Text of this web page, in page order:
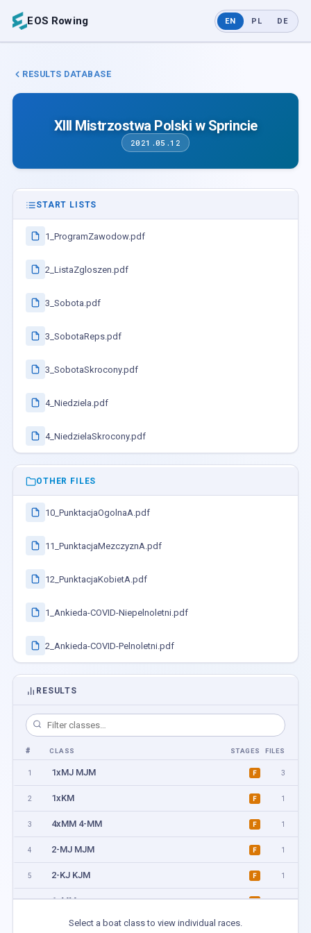
EOS Rowing EN PL DE
RESULTS DATABASE
XIII Mistrzostwa Polski w Sprincie
2021.05.12
START LISTS
1_ProgramZawodow.pdf
2_ListaZgloszen.pdf
3_Sobota.pdf
3_SobotaReps.pdf
3_SobotaSkrocony.pdf
4_Niedziela.pdf
4_NiedzielaSkrocony.pdf
OTHER FILES
10_PunktacjaOgolnaA.pdf
11_PunktacjaMezczyznA.pdf
12_PunktacjaKobietA.pdf
1_Ankieda-COVID-Niepelnoletni.pdf
2_Ankieda-COVID-Pelnoletni.pdf
RESULTS
# CLASS STAGES FILES
1 1xMJ MJM F 3
2 1xKM F 1
3 4xMM 4-MM F 1
4 2-MJ MJM F 1
5 2-KJ KJM F 1
6 1xMM F 1
1xKJ KJM
Select a boat class to view individual races.